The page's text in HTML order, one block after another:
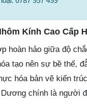
Kính Cao Cấp
hoàn hảo giữa độ
tạo nên sự bề thế,
hóa bản vẽ kiến
chính là người